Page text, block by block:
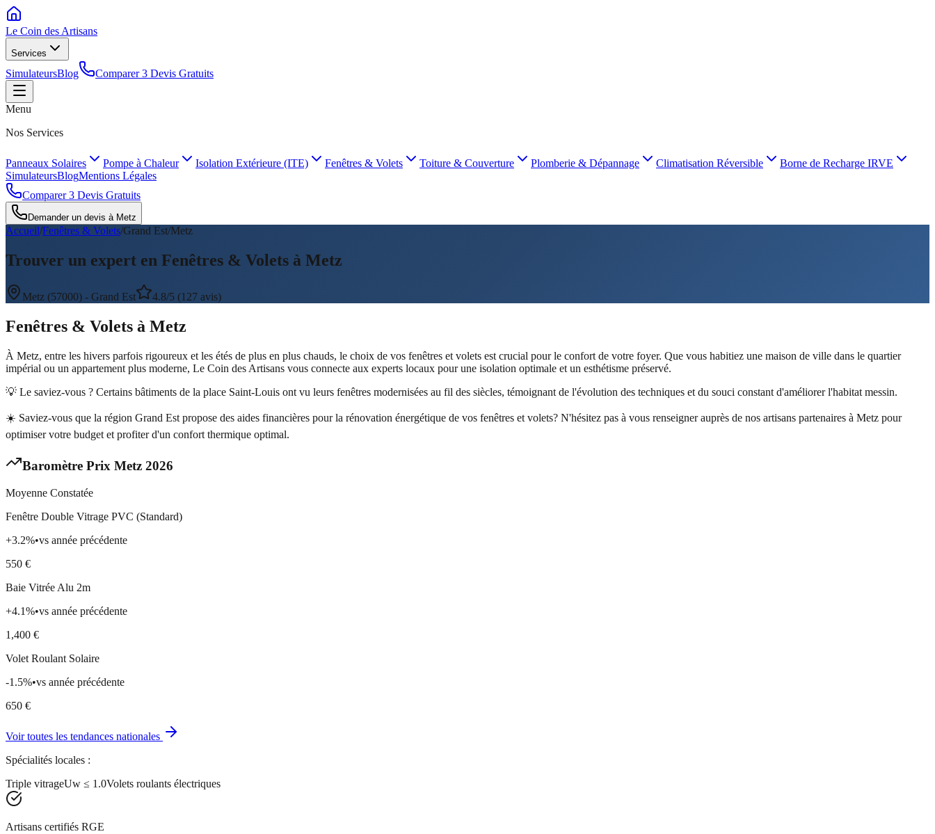
Le Coin des Artisans
Services
SimulateursBlog Comparer 3 Devis Gratuits
Menu
Nos Services
Panneaux Solaires Pompe à Chaleur Isolation Extérieure (ITE) Fenêtres & Volets Toiture & Couverture Plomberie & Dépannage Climatisation Réversible
Borne de Recharge IRVE
SimulateursBlogMentions Légales
Comparer 3 Devis Gratuits
Demander un devis à Metz
Accueil/Fenêtres & Volets/Grand Est/Metz
Trouver un expert en Fenêtres & Volets à Metz
Metz (57000) - Grand Est 4.8/5 (127 avis)
Fenêtres & Volets à Metz
À Metz, entre les hivers parfois rigoureux et les étés de plus en plus chauds, le choix de vos fenêtres et volets est crucial pour le confort de votre foyer. Que vous habitiez une maison de ville dans le quartier
impérial ou un appartement plus moderne, Le Coin des Artisans vous connecte aux experts locaux pour une isolation optimale et un esthétisme préservé.
💡 Le saviez-vous ? Certains bâtiments de la place Saint-Louis ont vu leurs fenêtres modernisées au fil des siècles, témoignant de l'évolution des techniques et du souci constant d'améliorer l'habitat messin.
☀️ Saviez-vous que la région Grand Est propose des aides financières pour la rénovation énergétique de vos fenêtres et volets? N'hésitez pas à vous renseigner auprès de nos artisans partenaires à Metz pour
optimiser votre budget et profiter d'un confort thermique optimal.
Baromètre Prix Metz 2026
Moyenne Constatée
Fenêtre Double Vitrage PVC (Standard)
+3.2%•vs année précédente
550 €
Baie Vitrée Alu 2m
+4.1%•vs année précédente
1,400 €
Volet Roulant Solaire
-1.5%•vs année précédente
650 €
Voir toutes les tendances nationales
Spécialités locales :
Triple vitrageUw ≤ 1.0Volets roulants électriques
Artisans certifiés RGE